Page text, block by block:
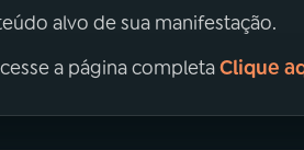
alvo de sua manifestação.
a página completaClique